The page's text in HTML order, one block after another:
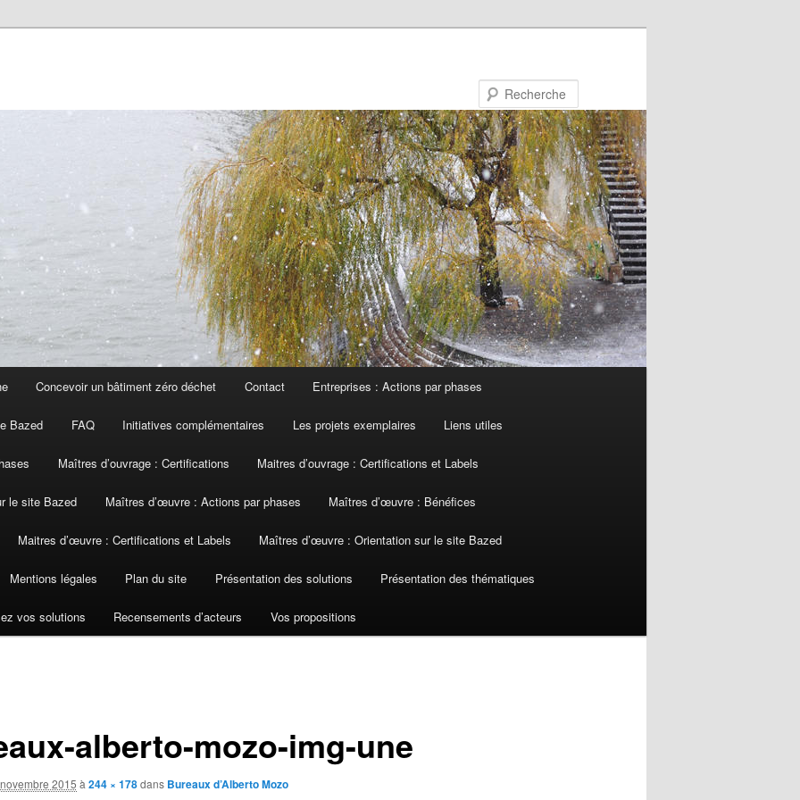
Concevoir un bâtiment zéro déchet Contact Entreprises : Actions par phases
Bazed FAQ Initiatives complémentaires Les projets exemplaires Liens utiles
Maîtres d’ouvrage : Certifications Maitres d’ouvrage : Certifications et Labels
le site Bazed Maîtres d’œuvre : Actions par phases Maîtres d’œuvre : Bénéfices
Maitres d’œuvre : Certifications et Labels Maîtres d’œuvre : Orientation sur le site Bazed
Mentions légales Plan du site Présentation des solutions Présentation des thématiques
vos solutions Recensements d’acteurs Vos propositions
alberto-mozo-img-une
2015 à 244 × 178dans Bureaux d’Alberto Mozo